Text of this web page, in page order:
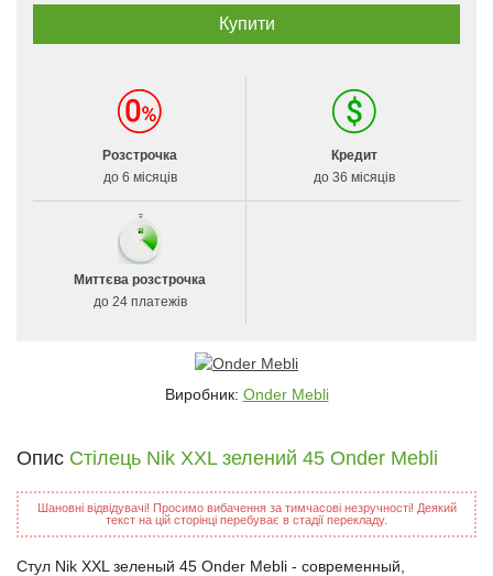
Розстрочка
до 6 місяців
Кредит
до 36 місяців
Миттєва розстрочка
до 24 платежів
Виробник: Onder Mebli
Опис Стілець Nik XXL зелений 45 Onder Mebli
Шановні відвідувачі! Просимо вибачення за тимчасові незручності! Деякий
текст на цій сторінці перебуває в стадії перекладу.
Стул Nik XXL зеленый 45 Onder Mebli - современный,